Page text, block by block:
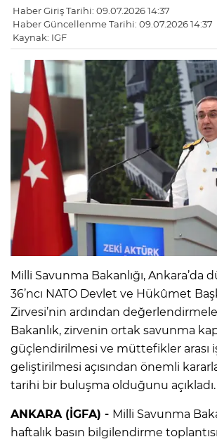
Haber Giriş Tarihi: 09.07.2026 14:37
Haber Güncellenme Tarihi: 09.07.2026 14:37
Kaynak: IGF
Milli Savunma Bakanlığı, Ankara’da
36’ncı NATO Devlet ve Hükûmet
Zirvesi’nin ardından
Bakanlık, zirvenin ortak savunma
güçlendirilmesi ve müttefikler arası
geliştirilmesi açısından önemli
tarihi bir buluşma olduğunu açıkladı.
ANKARA (İGFA) - Milli Savunma
haftalık basın bilgilendirme